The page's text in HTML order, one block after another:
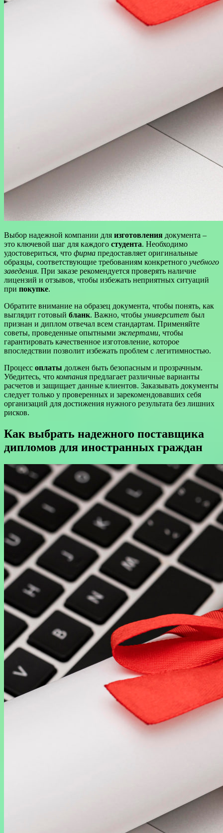
Выбор надежной компании для изготовления документа –
это ключевой шаг для каждого студента. Необходимо
удостовериться, что фирма предоставляет оригинальные
образцы, соответствующие требованиям конкретного учебного
заведения. При заказе рекомендуется проверять наличие
лицензий и отзывов, чтобы избежать неприятных ситуаций
при покупке.
Обратите внимание на образец документа, чтобы понять, как
выглядит готовый бланк. Важно, чтобы университет был
признан и диплом отвечал всем стандартам. Применяйте
советы, проведенные опытными экспертами, чтобы
гарантировать качественное изготовление, которое
впоследствии позволит избежать проблем с легитимностью.
Процесс оплаты должен быть безопасным и прозрачным.
Убедитесь, что компания предлагает различные варианты
расчетов и защищает данные клиентов. Заказывать документы
следует только у проверенных и зарекомендовавших себя
организаций для достижения нужного результата без лишних
рисков.
Как выбрать надежного поставщика
дипломов для иностранных граждан